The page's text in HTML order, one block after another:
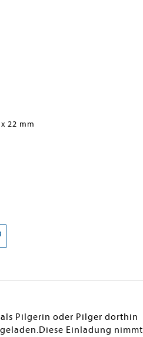
22 mm
Pilgerin oder Pilger dorthin
Einladung nimmt